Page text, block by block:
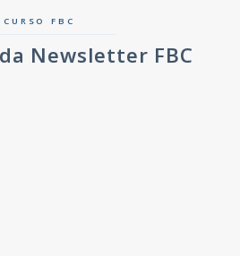
CURSO FBC
Newsletter FBC